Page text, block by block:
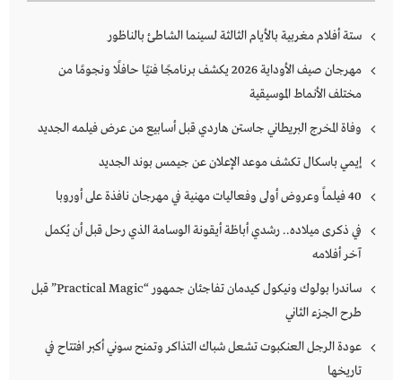
ستة أفلام مغربية بالأيام الثالثة لسينما الشاطئ بالناظور
مهرجان صيف الأوداية 2026 يكشف برنامجًا فنيًا حافلًا ونجومًا من
مختلف الأنماط الموسيقية
وفاة المخرج البريطاني جاستن هاردي قبل أسابيع من عرض فيلمه الجديد
إيمي باسكال تكشف موعد الإعلان عن جيمس بوند الجديد
40 فيلماً وعروض أولى وفعاليات مهنية في مهرجان نافذة على أوروبا
في ذكرى ميلاده.. رشدي أباظة أيقونة الوسامة الذي رحل قبل أن يُكمل
آخر أفلامه
ساندرا بولوك ونيكول كيدمان تفاجئان جمهور “Practical Magic” قبل
طرح الجزء الثاني
عودة الرجل العنكبوت تشعل شباك التذاكر وتمنح سوني أكبر افتتاح في
تاريخها